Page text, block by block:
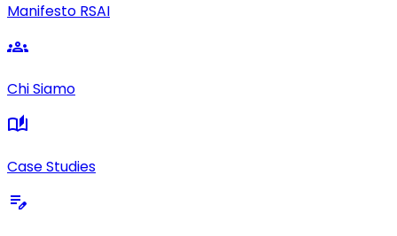
Manifesto RSAI
groups
Chi Siamo
auto_stories
Case Studies
edit_note